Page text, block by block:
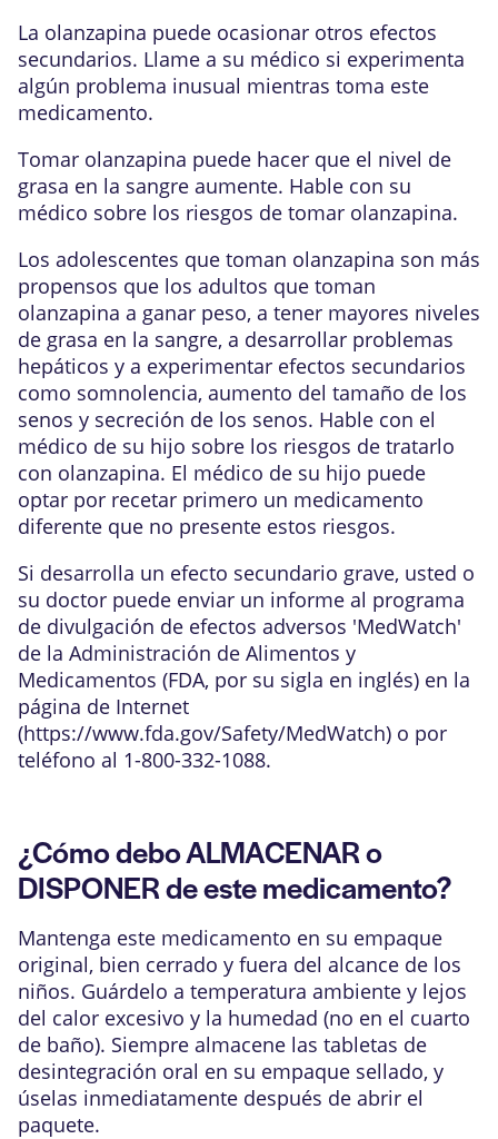
La olanzapina puede ocasionar otros efectos
secundarios. Llame a su médico si experimenta
algún problema inusual mientras toma este
medicamento.
Tomar olanzapina puede hacer que el nivel de
grasa en la sangre aumente. Hable con su
médico sobre los riesgos de tomar olanzapina.
Los adolescentes que toman olanzapina son más
propensos que los adultos que toman
olanzapina a ganar peso, a tener mayores niveles
de grasa en la sangre, a desarrollar problemas
hepáticos y a experimentar efectos secundarios
como somnolencia, aumento del tamaño de los
senos y secreción de los senos. Hable con el
médico de su hijo sobre los riesgos de tratarlo
con olanzapina. El médico de su hijo puede
optar por recetar primero un medicamento
diferente que no presente estos riesgos.
Si desarrolla un efecto secundario grave, usted o
su doctor puede enviar un informe al programa
de divulgación de efectos adversos 'MedWatch'
de la Administración de Alimentos y
Medicamentos (FDA, por su sigla en inglés) en la
página de Internet
(https://www.fda.gov/Safety/MedWatch) o por
teléfono al 1-800-332-1088.
¿Cómo debo ALMACENAR o
DISPONER de este medicamento?
Mantenga este medicamento en su empaque
original, bien cerrado y fuera del alcance de los
niños. Guárdelo a temperatura ambiente y lejos
del calor excesivo y la humedad (no en el cuarto
de baño). Siempre almacene las tabletas de
desintegración oral en su empaque sellado, y
úselas inmediatamente después de abrir el
paquete.